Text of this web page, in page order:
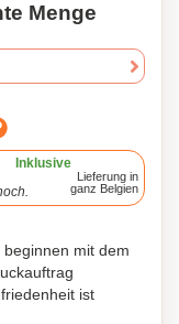
Menge
Inklusive
Lieferung in
ganz Belgien
mit dem
ist